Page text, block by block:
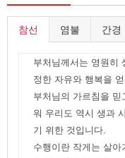
참선 염불 간경
부처님께서는 영원히
정한 자유와 행복을
부처님의 가르침을
워 우리도 역시 생과
기 위한 것입니다.
수행이란 작게는 살